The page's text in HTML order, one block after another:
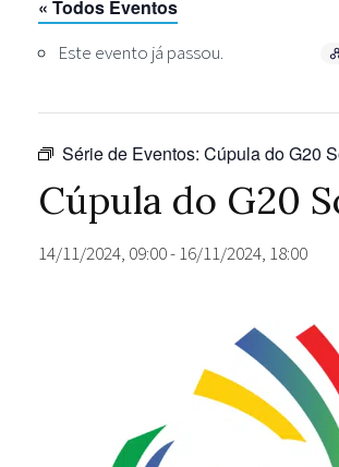
« Todos Eventos
Este evento já passou.
Série de Eventos: Cúpula do G20
Cúpula do G20
14/11/2024, 09:00-16/11/2024, 18:00